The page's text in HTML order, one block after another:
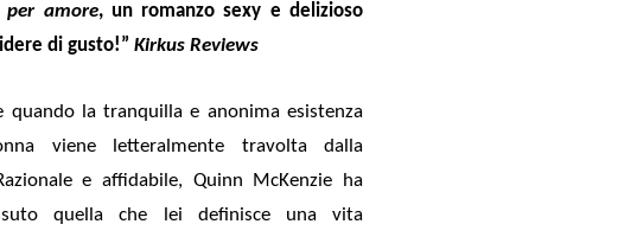
per amore, un romanzo sexy e delizioso
di gusto!” Kirkus Reviews
quando la tranquilla e anonima esistenza
viene letteralmente travolta dalla
e affidabile, Quinn McKenzie ha
quella che lei definisce una vita